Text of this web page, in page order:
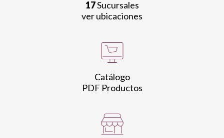
17Sucursales
ver ubicaciones
Catálogo
PDF Productos